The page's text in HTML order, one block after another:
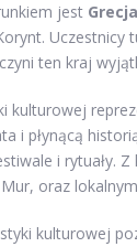
jest Grecja
ten kraj
kulturowej
i płynącą
i rytuały.
oraz
kulturowej